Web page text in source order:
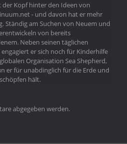
der Kopf hinter den Ideen von
- und davon hat er mehr
Ständig am Suchen von Neuem und
von bereits
Neben seinen täglichen
er sich noch für Kinderhilfe
Organisation Sea Shepherd,
er für unabdinglich für die Erde und
hält.
abgegeben werden.